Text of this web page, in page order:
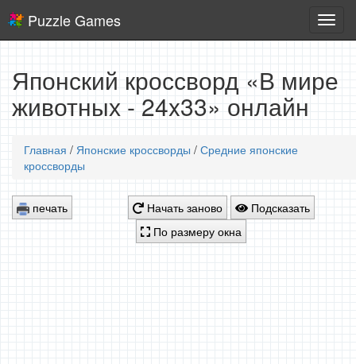
игры
Puzzle Games
Японский кроссворд «В мире
животных - 24x33» онлайн
Главная / Японские кроссворды / Средние японские
кроссворды
печать Начать заново
Подсказать
По размеру окна